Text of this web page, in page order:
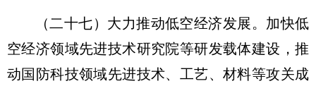
（二十七）大力推动低空经济发展。 加快低
空经济领域先进技术研究院等研发载体建设，推
动国防科技领域先进技术、工艺、材料等攻关成